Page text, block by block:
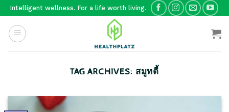
Skip
content
Intelligent wellness. For a life worth living.
TAG ARCHIVES: สมูทตี้